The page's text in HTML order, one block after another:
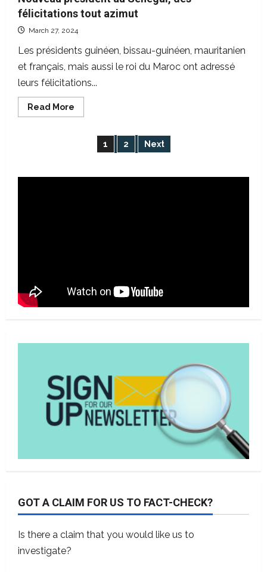
félicitations tout azimut
March 27, 2024
Les présidents guinéen, bissau-guinéen, mauritanien
et français, mais aussi le roi du Maroc ont adressé
leurs félicitations...
Read More
more
présidentPosts
pagination
1 2 Next
GOT A CLAIM FOR US TO FACT-CHECK?
Is there a claim that you would like us to
investigate?